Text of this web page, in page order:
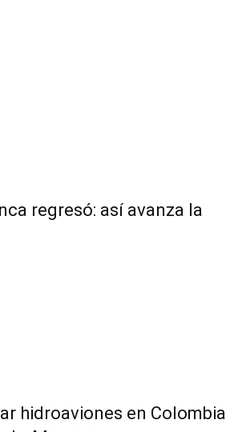
regresó: así avanza la
hidroaviones en Colombia